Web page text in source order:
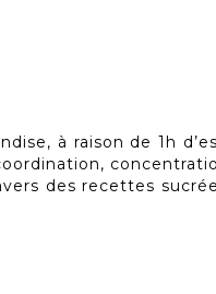
à raison de 1h
des recettes